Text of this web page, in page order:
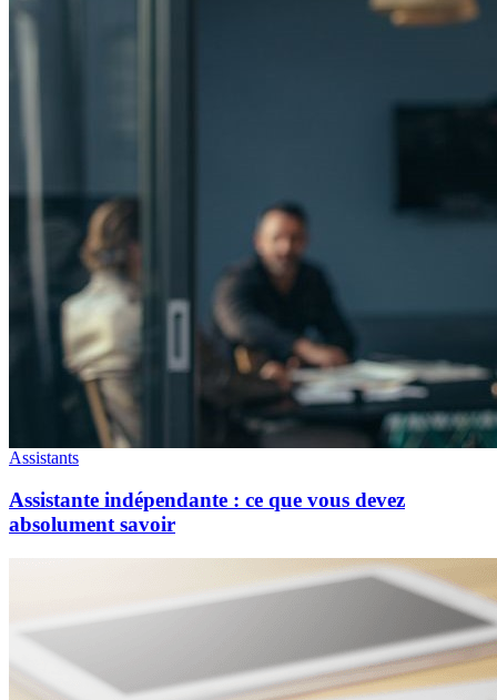
Assistants
Assistante indépendante : ce que vous devez
absolument savoir